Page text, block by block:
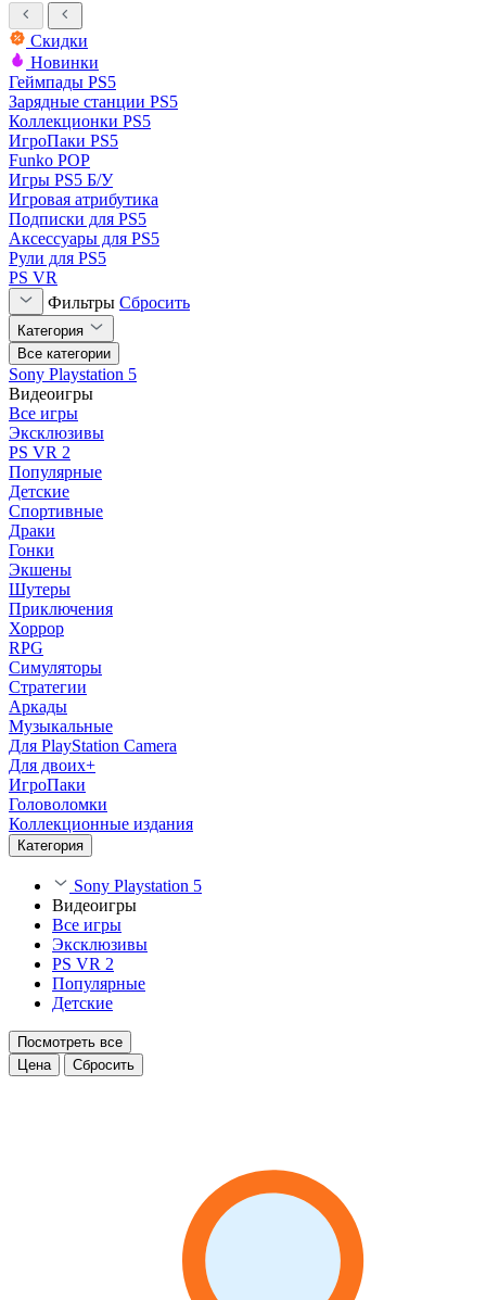
Скидки
Новинки
Геймпады PS5
Зарядные станции PS5
Коллекционки PS5
ИгроПаки PS5
Funko POP
Игры PS5 Б/У
Игровая атрибутика
Подписки для PS5
Аксессуары для PS5
Рули для PS5
PS VR
Фильтры Сбросить
Категория
Все категории
Sony Playstation 5
Видеоигры
Все игры
Эксклюзивы
PS VR 2
Популярные
Детские
Спортивные
Драки
Гонки
Экшены
Шутеры
Приключения
Хоррор
RPG
Симуляторы
Стратегии
Аркады
Музыкальные
Для PlayStation Camera
Для двоих+
ИгроПаки
Головоломки
Коллекционные издания
Категория
Sony Playstation 5
Видеоигры
Все игры
Эксклюзивы
PS VR 2
Популярные
Детские
Посмотреть все
Цена
Сбросить